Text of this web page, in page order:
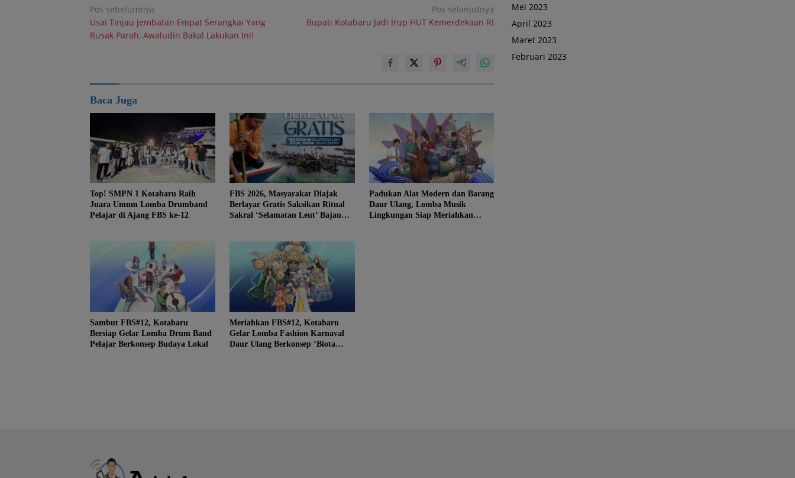
Navigasi
pos
Pos sebelumnya
Usai Tinjau Jembatan Empat Serangkai Yang
Rusak Parah, Awaludin Bakal Lakukan Ini!
Pos selanjutnya
Bupati Kotabaru Jadi Irup HUT Kemerdekaan RI
Baca Juga
Top! SMPN 1 Kotabaru Raih
Juara Umum Lomba Drumband
Pelajar di Ajang FBS ke-12
FBS 2026, Masyarakat Diajak
Berlayar Gratis Saksikan Ritual
Sakral ‘Selamatan Leut’ Bajau
Padukan Alat Modern dan Barang
Daur Ulang, Lomba Musik
Lingkungan Siap Meriahkan
Sambut FBS#12, Kotabaru
Bersiap Gelar Lomba Drum Band
Pelajar Berkonsep Budaya Lokal
Meriahkan FBS#12, Kotabaru
Gelar Lomba Fashion Karnaval
Daur Ulang Berkonsep ‘Biota
Mei 2023
April 2023
Maret 2023
Februari 2023